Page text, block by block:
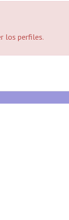
los perfiles.